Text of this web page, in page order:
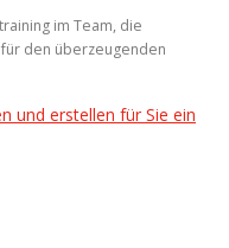
im Team, die
den überzeugenden
und erstellen für Sie ein